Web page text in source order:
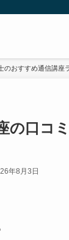
のおすすめ通信講座
の口コ
年8月3日